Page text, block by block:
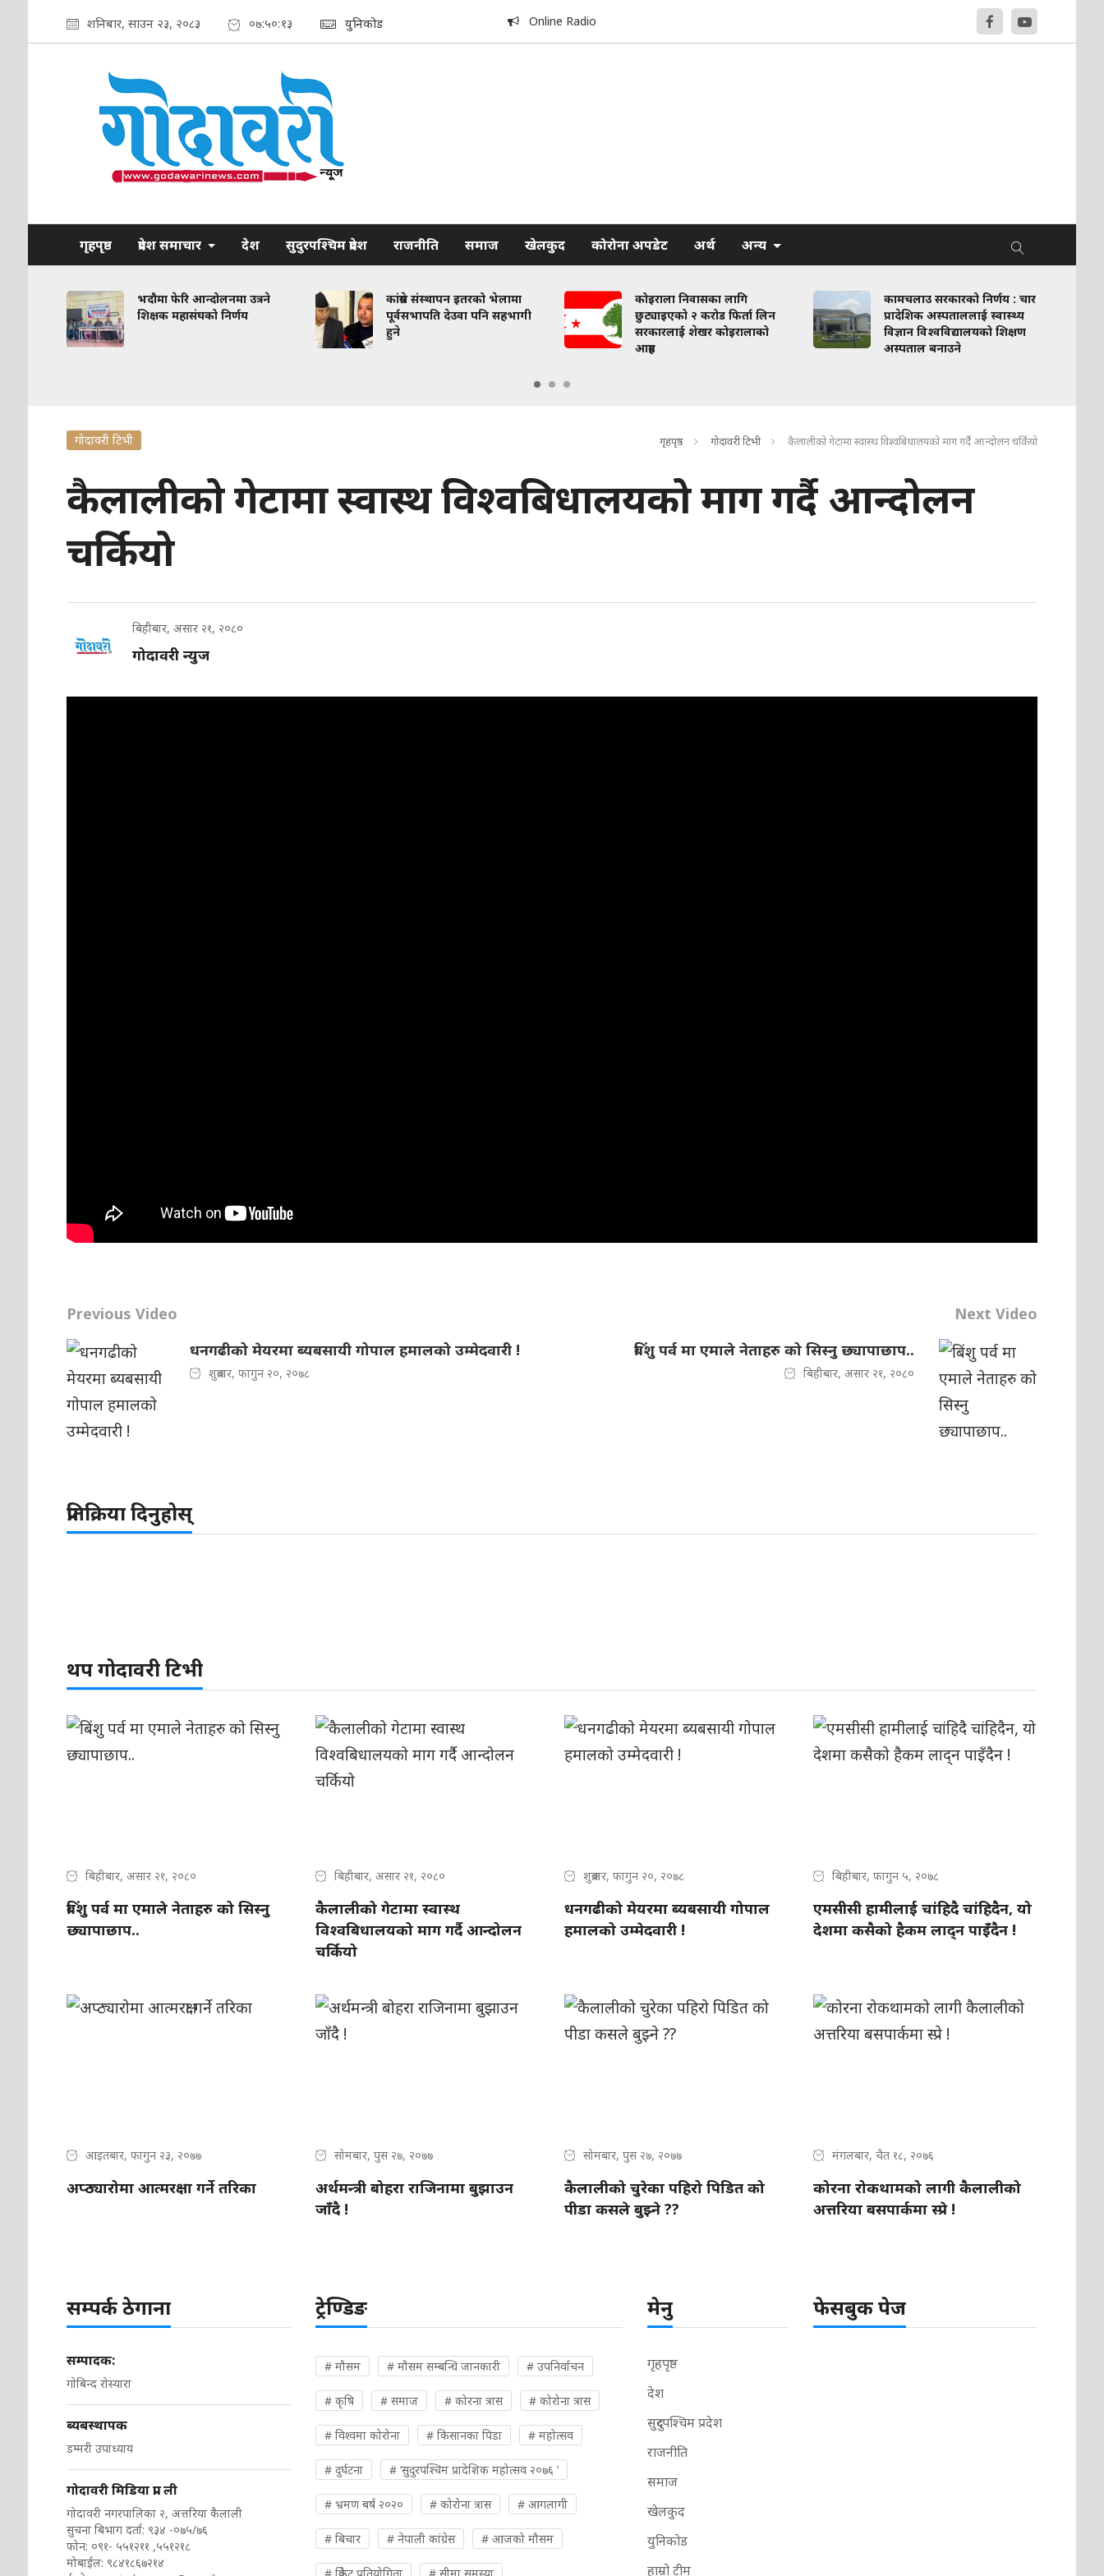
शनिबार, साउन २३, २०८३ ०७:५०:१४ युनिकोड Online Radio
गृहपृष्ठ प्रदेश समाचार देश सुदुरपश्चिम प्रदेश राजनीति समाज खेलकुद कोरोना अपडेट अर्थ अन्य
भदौमा फेरि आन्दोलनमा उत्रने
शिक्षक महासंघको निर्णय
कांग्रेस संस्थापन इतरको भेलामा
पूर्वसभापति देउवा पनि सहभागी
हुने
कोइराला निवासका लागि
छुट्याइएको २ करोड फिर्ता लिन
सरकारलाई शेखर कोइरालाको
आग्रह
कामचलाउ सरकारको निर्णय : चार
प्रादेशिक अस्पताललाई स्वास्थ्य
विज्ञान विश्वविद्यालयको शिक्षण
अस्पताल बनाउने
गोदावरी टिभी गृहपृष्ठ गोदावरी टिभी कैलालीको गेटामा स्वास्थ विश्वबिधालयको माग गर्दै आन्दोलन चर्कियो
कैलालीको गेटामा स्वास्थ विश्वबिधालयको माग गर्दै आन्दोलन
चर्कियो
बिहीबार, असार २१, २०८०
गोदावरी न्युज
Previous Video
धनगढीको मेयरमा ब्यबसायी गोपाल हमालको उम्मेदवारी !
शुक्रबार, फागुन २०, २०७८
Next Video
बिंशु पर्व मा एमाले नेताहरु को सिस्नु छ्यापाछाप..
बिहीबार, असार २१, २०८०
प्रतिक्रिया दिनुहोस्
थप गोदावरी टिभी
बिहीबार, असार २१, २०८०
बिंशु पर्व मा एमाले नेताहरु को सिस्नु
छ्यापाछाप..
बिहीबार, असार २१, २०८०
कैलालीको गेटामा स्वास्थ
विश्वबिधालयको माग गर्दै आन्दोलन
चर्कियो
शुक्रबार, फागुन २०, २०७८
धनगढीको मेयरमा ब्यबसायी गोपाल
हमालको उम्मेदवारी !
बिहीबार, फागुन ५, २०७८
एमसीसी हामीलाई चांहिदै चांहिदैन, यो
देशमा कसैको हैकम लाद्न पाइँदैन !
आइतबार, फागुन २३, २०७७
अप्ठ्यारोमा आत्मरक्षा गर्ने तरिका
सोमबार, पुस २७, २०७७
अर्थमन्त्री बोहरा राजिनामा बुझाउन
जाँदै !
सोमबार, पुस २७, २०७७
कैलालीको चुरेका पहिरो पिडित को
पीडा कसले बुझ्ने ??
मंगलबार, चैत १८, २०७६
कोरना रोकथामको लागी कैलालीको
अत्तरिया बसपार्कमा स्प्रे !
सम्पर्क ठेगाना
सम्पादक:
गोबिन्द रोस्यारा
ब्यबस्थापक
डम्मरी उपाध्याय
गोदावरी मिडिया प्रा. ली
गोदावरी नगरपालिका २, अत्तरिया कैलाली
सुचना बिभाग दर्ता: ९३४ -०७५/७६
फोन: ०९१- ५५१२११ ,५५१२१८
मोबाईल: ९८४१८६७२१४
ट्रेण्डिङ
# मौसम # मौसम सम्बन्धि जानकारी # उपनिर्वाचन
# कृषि # समाज # कोरना त्रास # कोरोना त्रास
# विश्वमा कोरोना # किसानका पिडा # महोत्सव
# दुर्घटना # ‘सुदुरपश्चिम प्रादेशिक महोत्सव २०७६ ’
# भ्रमण बर्ष २०२० # कोरोना त्रास # आगलागी
# बिचार # नेपाली कांग्रेस # आजको मौसम
मेनु
गृहपृष्ठ
देश
सुदुरपश्चिम प्रदेश
राजनीति
समाज
खेलकुद
युनिकोड
हाम्रो टीम
फेसबुक पेज